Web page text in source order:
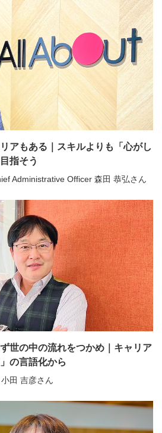
アもある｜スキルよりも「心がし
指そう
Administrative Officer 森田 恭弘さん
世の中の流れをつかめ｜キャリア
の言語化から
田 吉彦さん